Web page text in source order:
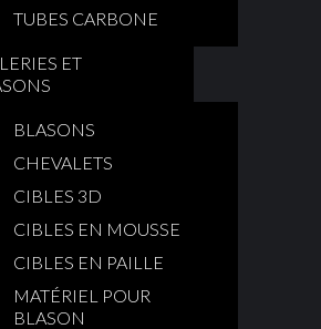
TUBES CARBONE
ET
BLASONS
CHEVALETS
CIBLES 3D
CIBLES EN MOUSSE
CIBLES EN PAILLE
MATÉRIEL POUR
BLASON